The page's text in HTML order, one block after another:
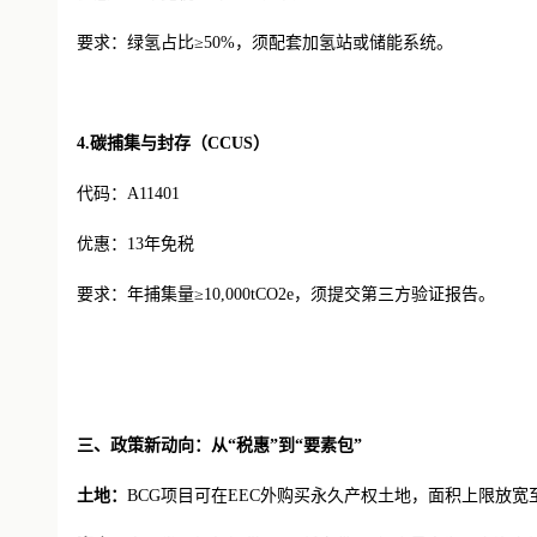
要求：绿氢占比≥50%，须配套加氢站或储能系统。
4.碳捕集与封存（CCUS）
代码： A11401
优惠： 13年免税
要求：年捕集量≥10,000tCO2e，须提交第三方验证报告。
三、政策新动向：从“税惠”到“要素包”
土地： BCG项目可在EEC外购买永久产权土地，面积上限放宽